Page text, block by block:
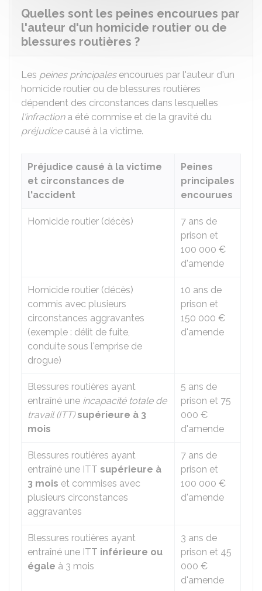
Quelles sont les peines encourues par
l'auteur d'un homicide routier ou de
blessures routières ?
Les peines principalesencourues par l'auteur d'un
homicide routier ou de blessures routières
dépendent des circonstances dans lesquelles
l'infractiona été commise et de la gravité du
préjudicecausé à la victime.
Préjudice causé à la victime
et circonstances de
l'accident
Peines
principales
encourues
Homicide routier (décès)
7 ans de
prison et
100 000 €
d'amende
Homicide routier (décès)
commis avec plusieurs
circonstances aggravantes
(exemple : délit de fuite,
conduite sous l'emprise de
drogue)
10 ans de
prison et
150 000 €
d'amende
Blessures routières ayant
entraîné une incapacité totale de
travail (ITT) supérieure à 3
mois
5 ans de
prison et 75
000 €
d'amende
Blessures routières ayant
entraîné une ITT supérieure à
3 mois et commises avec
plusieurs circonstances
aggravantes
7 ans de
prison et
100 000 €
d'amende
Blessures routières ayant
entraîné une ITT inférieure ou
égale à 3 mois
3 ans de
prison et 45
000 €
d'amende